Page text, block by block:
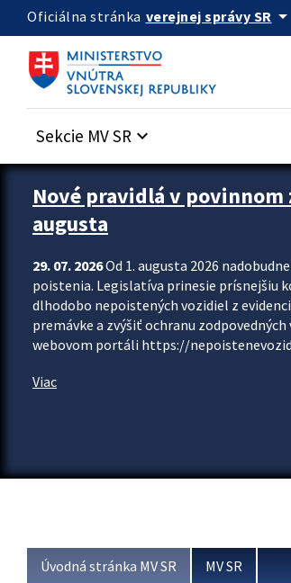
Preskocit na hlavný obsah
Oficiálna stránka verejnej správy SR arrow_drop_down
Sekcie MV SR keyboard_arrow_down
Zastavit automatický posun upútavok
Nové pravidlá v
augusta
29. 07. 2026Od 1. augusta 2026
poistenia. Legislatíva prinesie prísnejšiu
dlhodobo nepoistených vozidiel z
premávke a zvýšiť ochranu
webovom portáli https://
Viac
Úvodná stránka MV SR MV SR